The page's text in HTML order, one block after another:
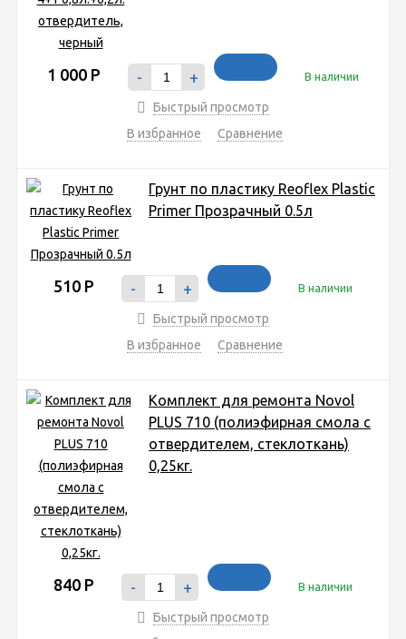
1 000 Р - + В наличии
Быстрый просмотр
В избранное
Сравнение
Грунт по пластику Reoflex Plastic
Primer Прозрачный 0.5л
510 Р - + В наличии
Быстрый просмотр
В избранное
Сравнение
Комплект для ремонта Novol
PLUS 710 (полиэфирная смола с
отвердителем, стеклоткань)
0,25кг.
840 Р - + В наличии
Быстрый просмотр